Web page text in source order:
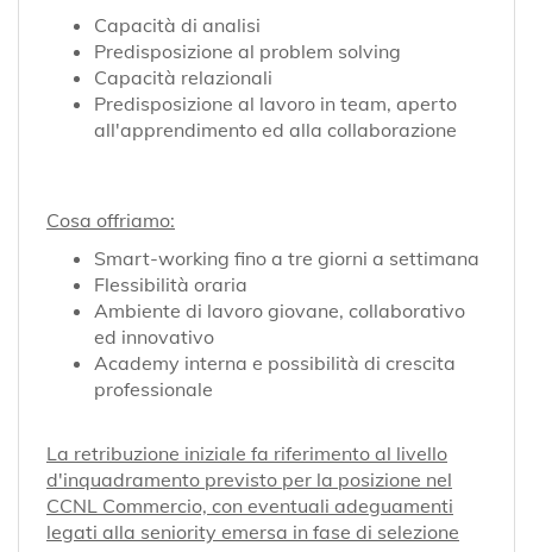
Capacità di analisi
Predisposizione al problem solving
Capacità relazionali
Predisposizione al lavoro in team, aperto
all'apprendimento ed alla collaborazione
Cosa offriamo:
Smart-working fino a tre giorni a settimana
Flessibilità oraria
Ambiente di lavoro giovane, collaborativo
ed innovativo
Academy interna e possibilità di crescita
professionale
La retribuzione iniziale fa riferimento al livello
d'inquadramento previsto per la posizione nel
CCNL Commercio, con eventuali adeguamenti
legati alla seniority emersa in fase di selezione